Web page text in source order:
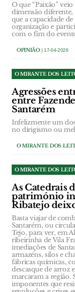
O que “Paixão”
dimensão
que a capacidade
organização e
com o fim do
OPINIÃO| 17-04-2026
O MIRANTE DOS
Agressões
entre
Santarém
Infelizmente um
no dirigismo ou
O MIRANTE DOS
O MIRANTE DOS
As Catedrais
património
Ribatejo
Basta viajar de
Santarém, ou
Tejo, para ver, em
ribeirinha de Vila
imediações de
armazéns, silos e
fábricas químicas,
descasque de arroz
marcaram a região.
imponentes que